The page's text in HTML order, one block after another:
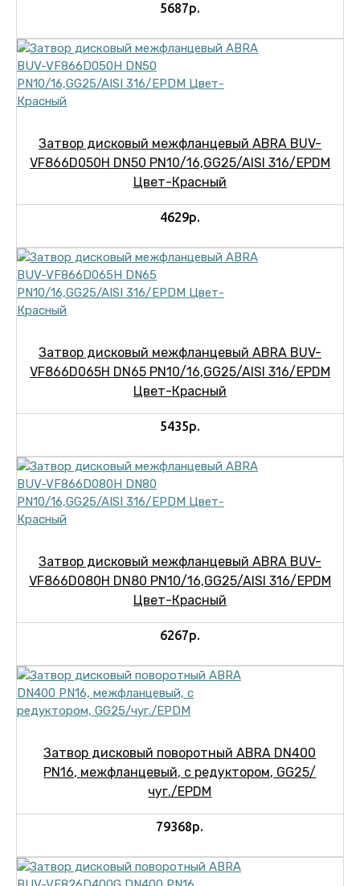
5687р.
Затвор дисковый межфланцевый ABRA BUV-
VF866D050H DN50 PN10/16,GG25/AISI 316/EPDM
Цвет-Красный
4629р.
Затвор дисковый межфланцевый ABRA BUV-
VF866D065H DN65 PN10/16,GG25/AISI 316/EPDM
Цвет-Красный
5435р.
Затвор дисковый межфланцевый ABRA BUV-
VF866D080H DN80 PN10/16,GG25/AISI 316/EPDM
Цвет-Красный
6267р.
Затвор дисковый поворотный ABRA DN400
PN16, межфланцевый, с редуктором, GG25/
чуг./EPDM
79368р.